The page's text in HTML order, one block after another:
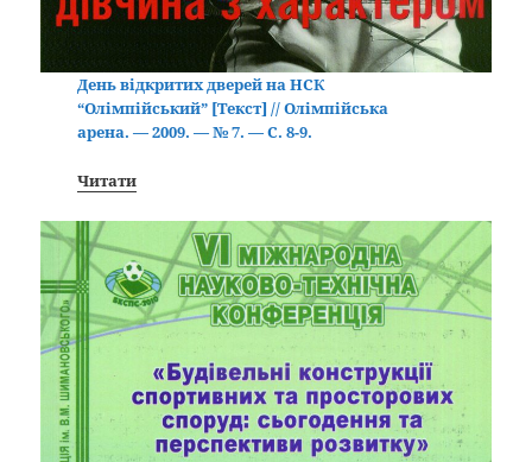
День відкритих дверей на НСК
“Олімпійський” [Текст] // Олімпійська
арена. — 2009. — № 7. — С. 8-9.
Читати